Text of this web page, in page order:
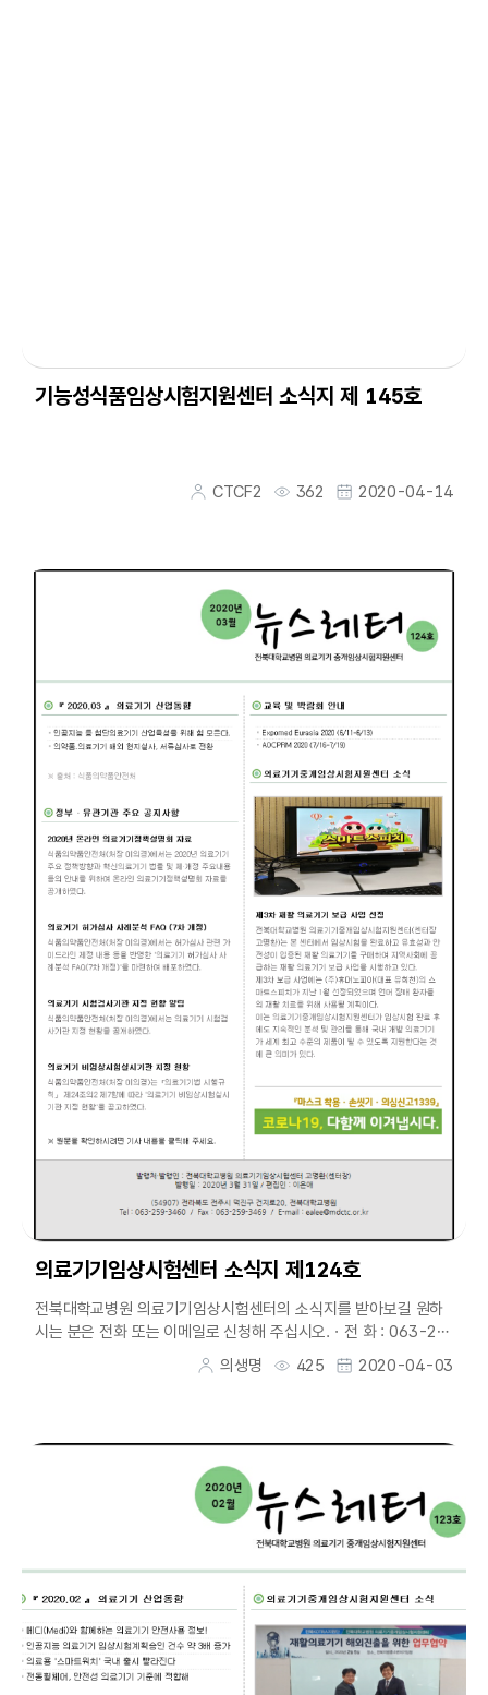
기능성식품임상시험지원센터 소식지 제 145호
CTCF2 362 2020-04-14
의료기기임상시험센터 소식지 제124호
전북대학교병원 의료기기임상시험센터의 소식지를 받아보길 원하
시는 분은 전화 또는 이메일로 신청해 주십시오.ㆍ전 화 : 063-25
9-3460ㆍ이메일 : ealee@mdctc.or....
의생명 425 2020-04-03